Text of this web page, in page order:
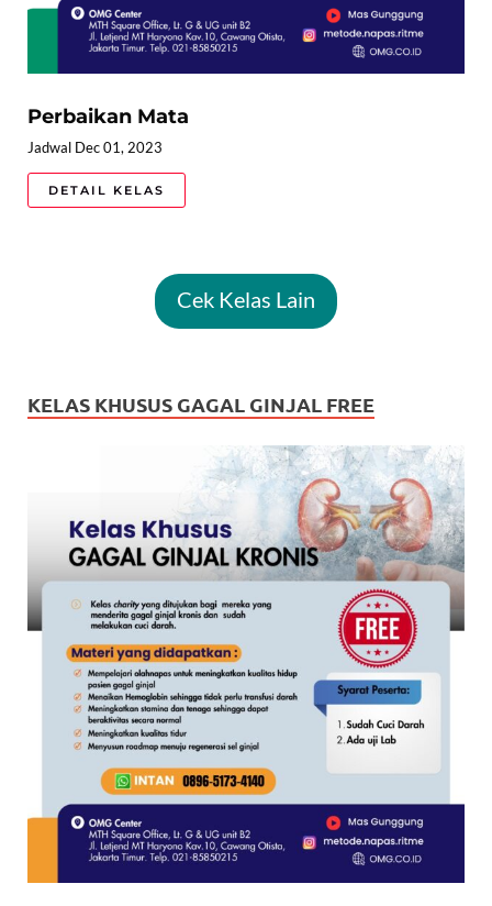
Perbaikan Mata
Jadwal Dec 01, 2023
DETAIL KELAS
Cek Kelas Lain
KELAS KHUSUS GAGAL GINJAL FREE